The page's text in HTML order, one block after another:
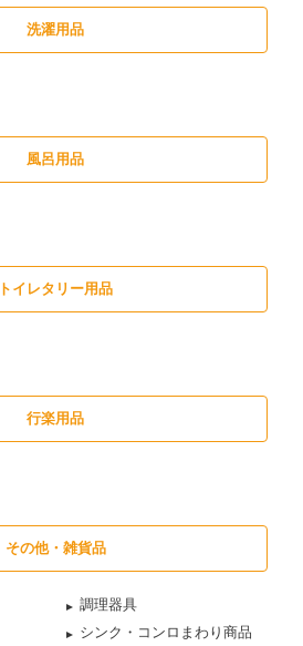
洗濯用品
風呂用品
トイレタリー用品
行楽用品
その他・雑貨品
調理器具
シンク・コンロまわり商品